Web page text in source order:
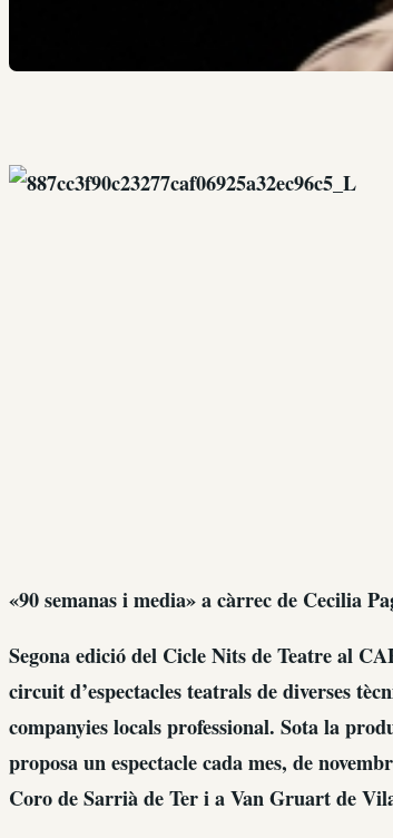
«90 semanas i media» a càrrec de Cecilia
Segona edició del Cicle Nits de Teatre al
circuit d’espectacles teatrals de diverses
companyies locals professional. Sota la
proposa un espectacle cada mes, de
Coro de Sarrià de Ter i a Van Gruart de